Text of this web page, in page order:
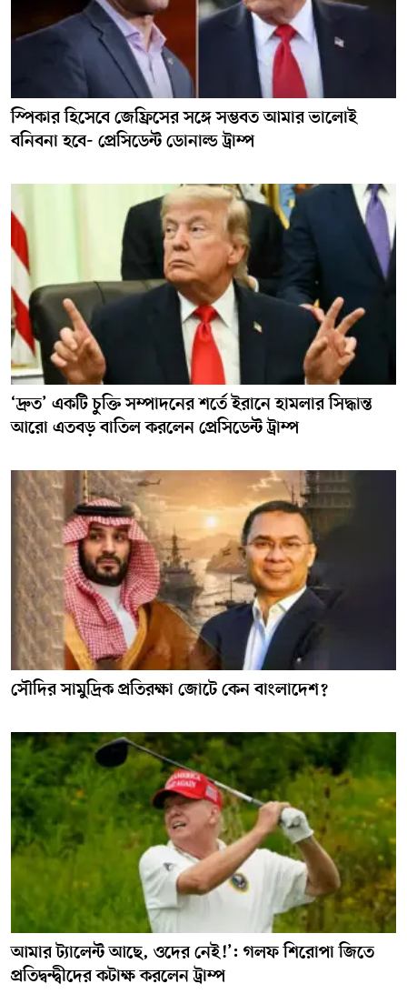
স্পিকার হিসেবে জেফ্রিসের সঙ্গে সম্ভবত আমার ভালোই
বনিবনা হবে- প্রেসিডেন্ট ডোনাল্ড ট্রাম্প
‘দ্রুত’ একটি চুক্তি সম্পাদনের শর্তে ইরানে হামলার সিদ্ধান্ত
আরো এতবড় বাতিল করলেন প্রেসিডেন্ট ট্রাম্প
সৌদির সামুদ্রিক প্রতিরক্ষা জোটে কেন বাংলাদেশ?
আমার ট্যালেন্ট আছে, ওদের নেই!’: গলফ শিরোপা জিতে
প্রতিদ্বন্দ্বীদের কটাক্ষ করলেন ট্রাম্প